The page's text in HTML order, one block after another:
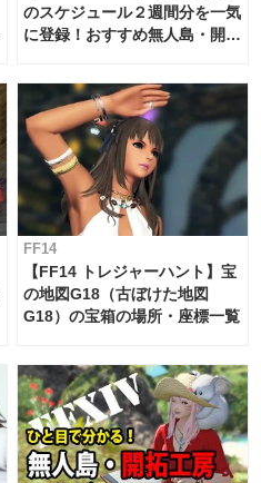
のスケジュール２週間分を一気
に登録！おすすめ無人島・開拓
FF14
【FF14 トレジャーハント】宝
の地図G18（古ぼけた地図
G18）の宝箱の場所・座標一覧